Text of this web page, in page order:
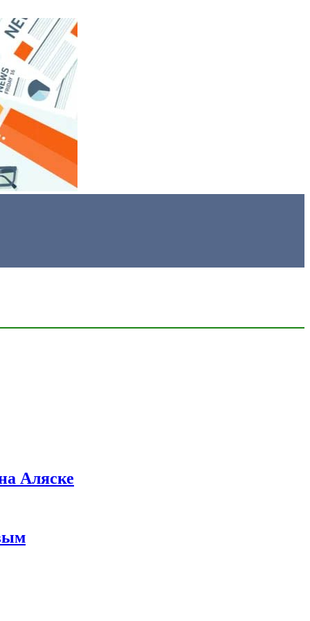
Аляске